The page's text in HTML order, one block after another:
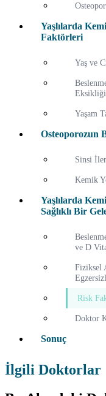
Yaşlılarda
Faktörleri
Yaş ve
Eksikliği
Yaşam
Osteoporozun
Sinsi
Kemik
Yaşlılarda
Sağlıklı Bir
ve D
Fiziksel
Risk
Doktor
Sonuç
İlgili Doktorlar